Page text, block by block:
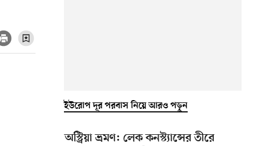
ইউরোপ দূর পরবাস নিয়ে আরও পড়ুন
অস্ট্রিয়া ভ্রমণ: লেক কনস্ট্যান্সের তীরে